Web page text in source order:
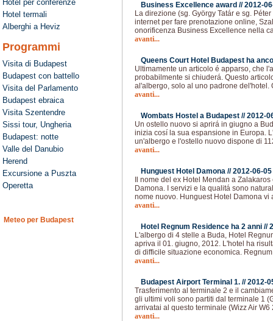
Hotel per conferenze
Hotel termali
Alberghi a Heviz
Programmi
Visita di Budapest
Budapest con battello
Visita del Parlamento
Budapest ebraica
Visita Szentendre
Sissi tour, Ungheria
Budapest: notte
Valle del Danubio
Herend
Excursione a Puszta
Operetta
Meteo per Budapest
Business Excellence award //2012-
La direzione (sg. György Tatár e sg.
internet per fare prenotazione online,
onorificenza Business Excellence nella
avanti...
Queens Court Hotel Budapest ha
Ultimamente un articolo é apparso, che
probabilmente si chiuderá. Questo
al'albergo, solo al uno padrone del'hotel.
avanti...
Wombats Hostel a Budapest //2012-
Un ostello nuovo si aprirá in giugno a
inizia cosí la sua espansione in Europa.
un'albergo e l'ostello nuovo dispone di
avanti...
Hunguest Hotel Damona //2012-06-05
Il nome del ex Hotel Mendan a
Damona. I servizi e la qualitá sono
nome nuovo. Hunguest Hotel Damona vi
avanti...
Hotel Regnum Residence ha 2 anni //
L'albergo di 4 stelle a Buda, Hotel
apriva il 01. giugno, 2012. L'hotel ha
di difficile situazione economica.
avanti...
Budapest Airport Terminal 1. //2012-
Trasferimento al terminale 2 e il
gli ultimi voli sono partiti dal terminale 1
arrivatai al questo terminale (Wizz Air W6
avanti...